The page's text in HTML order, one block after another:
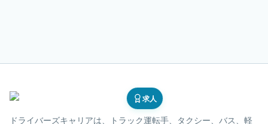
求人
ドライバーズキャリアは、トラック運転手、タクシー、バス、軽